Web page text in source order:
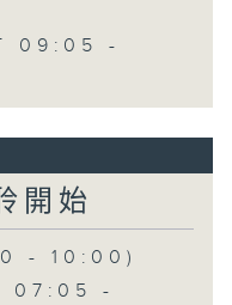
09:05 -
開始
- 10:00)
07:05 -